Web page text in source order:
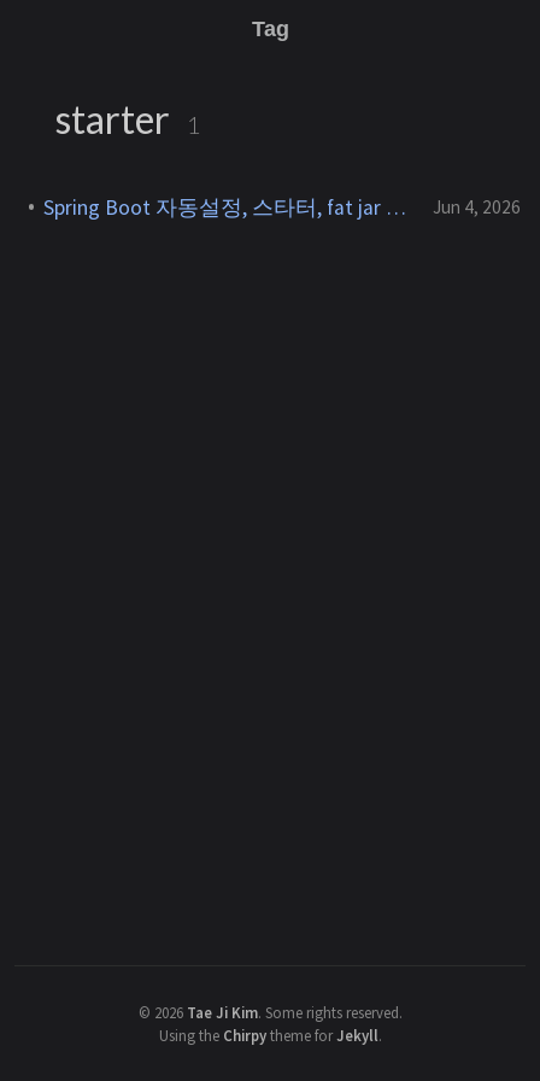
Tag
starter 1
Spring Boot 자동설정, 스타터, fat jar 동작 원리 Jun 4, 2026
© 2026 Tae Ji Kim. Some rights reserved.
Using the Chirpytheme forJekyll.